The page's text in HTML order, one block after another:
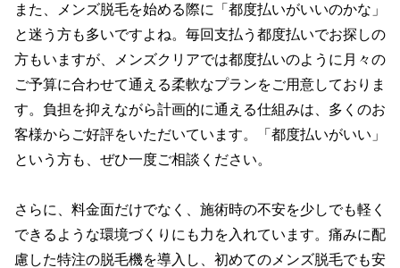
また、メンズ脱毛を始める際に「都度払いがいいのかな」
と迷う方も多いですよね。毎回支払う都度払いでお探しの
方もいますが、メンズクリアでは都度払いのように月々の
ご予算に合わせて通える柔軟なプランをご用意しておりま
す。負担を抑えながら計画的に通える仕組みは、多くのお
客様からご好評をいただいています。「都度払いがいい」
という方も、ぜひ一度ご相談ください。
さらに、料金面だけでなく、施術時の不安を少しでも軽く
できるような環境づくりにも力を入れています。痛みに配
慮した特注の脱毛機を導入し、初めてのメンズ脱毛でも安